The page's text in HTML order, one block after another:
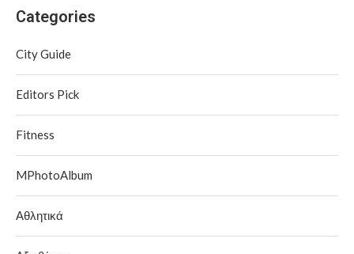
Categories
City Guide
Editors Pick
Fitness
MPhotoAlbum
Αθλητικά